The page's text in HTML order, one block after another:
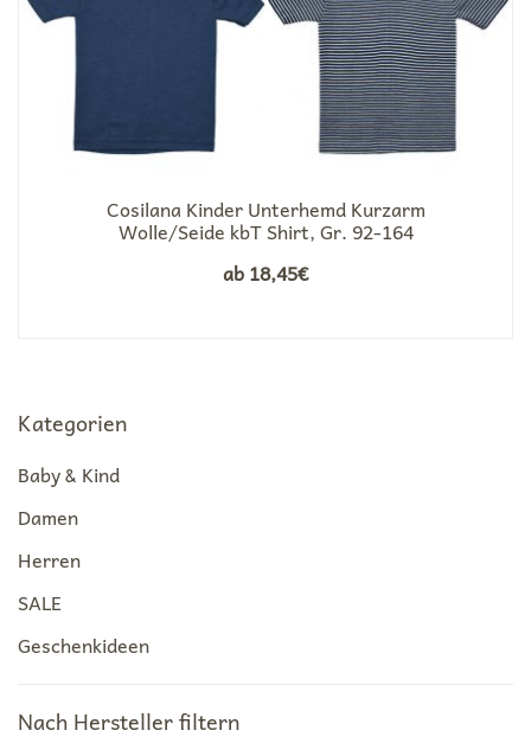
Cosilana Kinder Unterhemd Kurzarm
Wolle/Seide kbT Shirt, Gr. 92-164
ab18,45€
Kategorien
Baby & Kind
Damen
Herren
SALE
Geschenkideen
Nach Hersteller filtern